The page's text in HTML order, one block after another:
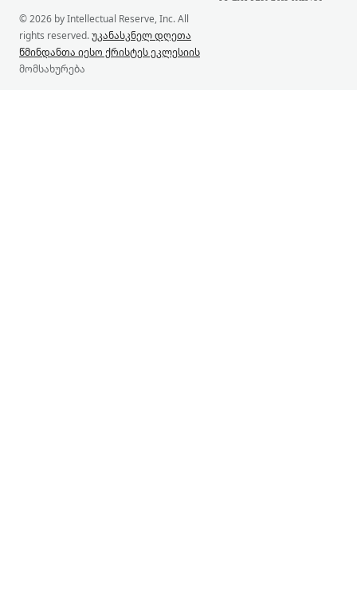
© 2026 by Intellectual Reserve, Inc. All
rights reserved.უკანასკნელ დღეთა
წმინდანთა იესო ქრისტეს ეკლესიის
მომსახურება